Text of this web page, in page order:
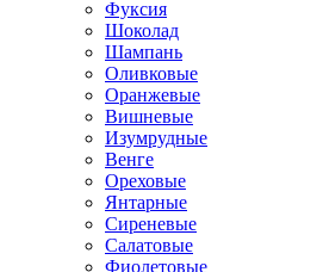
Фуксия
Шоколад
Шампань
Оливковые
Оранжевые
Вишневые
Изумрудные
Венге
Ореховые
Янтарные
Сиреневые
Салатовые
Фиолетовые